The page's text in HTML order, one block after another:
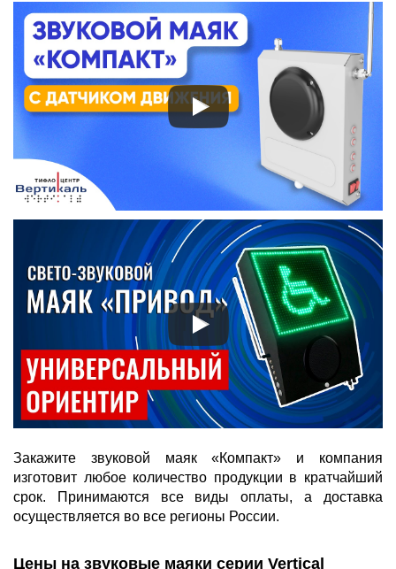
Закажите звуковой маяк «Компакт» и компания
изготовит любое количество продукции в кратчайший
срок. Принимаются все виды оплаты, а доставка
осуществляется во все регионы России.
Цены на звуковые маяки серии Vertical